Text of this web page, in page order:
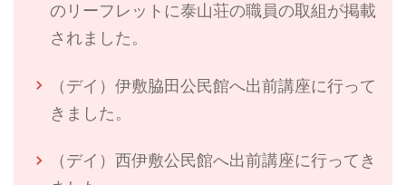
のリーフレットに泰山荘の職員の取組が掲載
されました。
（デイ）伊敷脇田公民館へ出前講座に行って
きました。
（デイ）西伊敷公民館へ出前講座に行ってき